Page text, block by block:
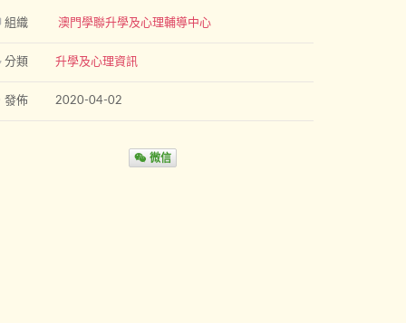
組織 澳門學聯升學及心理輔導中心
分類 升學及心理資訊
發佈 2020-04-02
微信